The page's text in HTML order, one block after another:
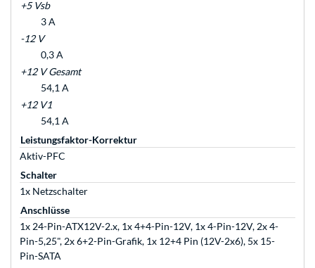
+5 Vsb
3 A
-12 V
0,3 A
+12 V Gesamt
54,1 A
+12 V1
54,1 A
Leistungsfaktor-Korrektur
Aktiv-PFC
Schalter
1x Netzschalter
Anschlüsse
1x 24-Pin-ATX12V-2.x, 1x 4+4-Pin-12V, 1x 4-Pin-12V, 2x 4-
Pin-5,25", 2x 6+2-Pin-Grafik, 1x 12+4 Pin (12V-2x6), 5x 15-
Pin-SATA